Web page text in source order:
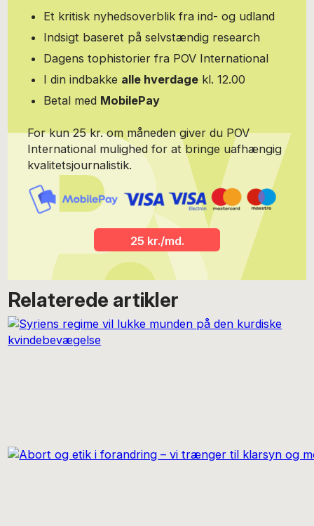
Et kritisk nyhedsoverblik fra ind- og udland
Indsigt baseret på selvstændig research
Dagens tophistorier fra POV International
I din indbakke alle hverdage kl. 12.00
Betal med MobilePay
For kun 25 kr. om måneden giver du POV
International mulighed for at bringe uafhængig
kvalitetsjournalistik.
25 kr./md.
Relaterede artikler